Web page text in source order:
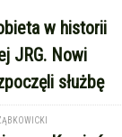
w historii
JRG. Nowi
służbę